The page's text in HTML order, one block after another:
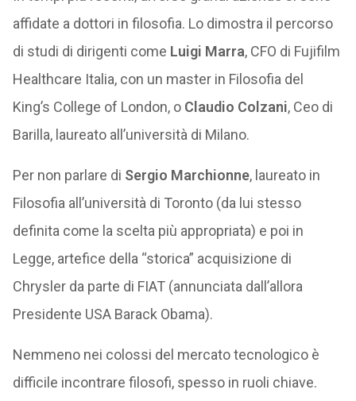
affidate a dottori in filosofia. Lo dimostra il percorso
di studi di dirigenti come Luigi Marra, CFO di Fujifilm
Healthcare Italia, con un master in Filosofia del
King’s College of London, o Claudio Colzani, Ceo di
Barilla, laureato all’università di Milano.
Per non parlare di Sergio Marchionne, laureato in
Filosofia all’università di Toronto (da lui stesso
definita come la scelta più appropriata) e poi in
Legge, artefice della “storica” acquisizione di
Chrysler da parte di FIAT (annunciata dall’allora
Presidente USA Barack Obama).
Nemmeno nei colossi del mercato tecnologico è
difficile incontrare filosofi, spesso in ruoli chiave.